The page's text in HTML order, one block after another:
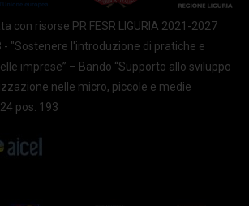
con risorse PR FESR LIGURIA 2021-2027
- "Sostenere l'introduzione di pratiche e
imprese” – Bando “Supporto allo sviluppo
nelle micro, piccole e medie
pos. 193